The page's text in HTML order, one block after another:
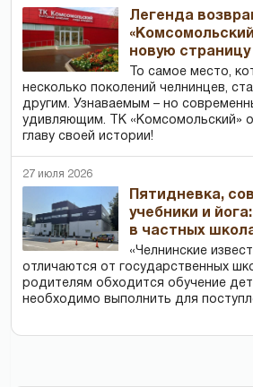
Легенда
новую
То самое место,
несколько поколений челнинцев,
другим. Узнаваемым – но
удивляющим. ТК «Комсомольский»
главу своей истории!
27 июля 2026
Пятидневка,
учебники и
в частных
«Челнинские
отличаются от государственных
родителям обходится обучение
необходимо выполнить для